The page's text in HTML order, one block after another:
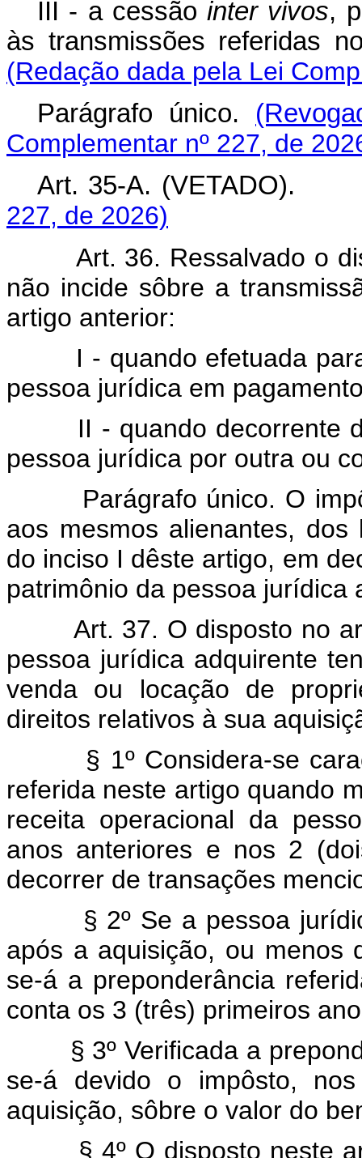
III - a cessãointer vivos,
às transmissões referidas
(Redação dada pela Lei
Parágrafo único.
Complementar nº 227, de
Art. 35-A.
227, de 2026)
Art. 36. Ressalvado o
não incide sôbre a
artigo anterior:
I - quando efetuada para
pessoa jurídica em
II - quando decorrente da
pessoa jurídica por outra ou
Parágrafo único. O
aos mesmos alienantes,
do inciso I dêste artigo, em
patrimônio da pessoa jurídica
Art. 37. O disposto no
pessoa jurídica adquirente
venda ou locação de
direitos relativos à sua
§ 1º Considera-se
referida neste artigo quando
receita operacional da
anos anteriores e nos 2
decorrer de transações
§ 2º Se a pessoa jurídica
após a aquisição, ou menos
se-á a preponderância
conta os 3 (três) primeiros
§ 3º Verificada a
se-á devido o impôsto,
aquisição, sôbre o valor do
§ 4º O disposto neste